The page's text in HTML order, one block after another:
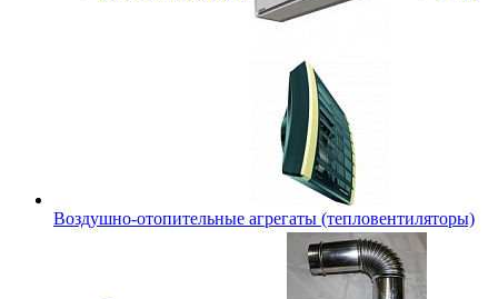
Воздушно-отопительные агрегаты (тепловентиляторы)